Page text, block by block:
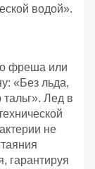
водой».
фреша или
«Без льда,
Лед в
не
гарантируя